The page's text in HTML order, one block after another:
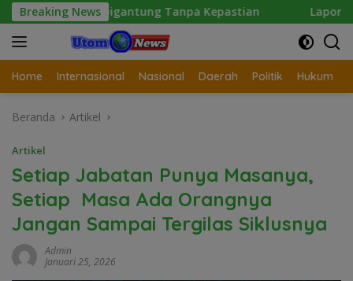
Langsung
ke
konten
Breaking News
Digantung Tanpa Kepastian Laporan Wartawan
Home Internasional Nasional Daerah Politik Hukum
Beranda Artikel
Artikel
Setiap Jabatan Punya Masanya,
Setiap Masa Ada Orangnya
Jangan Sampai Tergilas Siklusnya
Admin
Januari 25, 2026